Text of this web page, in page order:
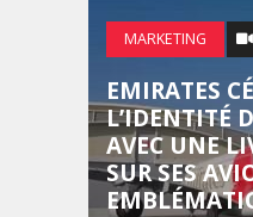
MARKETING
EMIRATES
L’IDENTITÉ
AVEC UNE
SUR SES